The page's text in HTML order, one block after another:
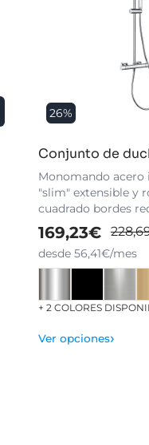
26%
Conjunto de
Monomando acero
"slim" extensible y
cuadrado bordes
169,23€
desde 56,41€/mes
+ 2 COLORES
Ver opciones›